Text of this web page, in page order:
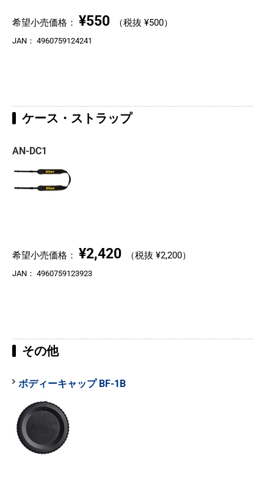
希望小売価格： ¥550 （税抜 ¥500）
JAN： 4960759124241
ケース・ストラップ
AN-DC1
希望小売価格： ¥2,420 （税抜 ¥2,200）
JAN： 4960759123923
その他
ボディーキャップ BF-1B